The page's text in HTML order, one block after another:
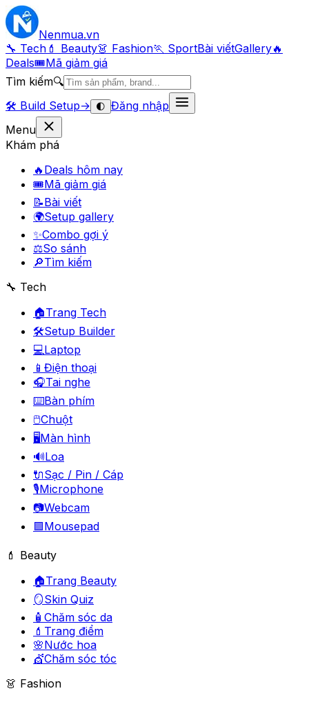
Nenmua.vn
🔧 Tech 💄 Beauty👗 Fashion🏃 SportBài viếtGallery🔥
Deals🎟Mã giảm giá
Tìm kiếm🔍
🛠️ Build Setup→ 🌓 Đăng nhập
Menu
Khám phá
🔥 Deals hôm nay
🎟Mã giảm giá
📝Bài viết
🌍Setup gallery
✨Combo gợi ý
⚖️So sánh
🔎Tìm kiếm
🔧 Tech
🏠Trang Tech
🛠️Setup Builder
💻Laptop
📱 Điện thoại
🎧Tai nghe
⌨️Bàn phím
🖱️Chuột
🖥️Màn hình
🔊Loa
🔌Sạc / Pin / Cáp
🎙️Microphone
📷Webcam
🟪Mousepad
💄 Beauty
🏠Trang Beauty
🪞Skin Quiz
🧴 Chăm sóc da
💄 Trang điểm
🌸Nước hoa
💇Chăm sóc tóc
👗 Fashion